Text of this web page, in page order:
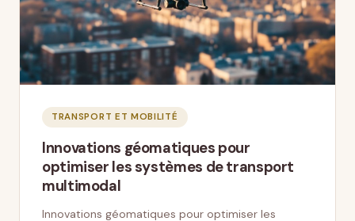
TRANSPORT ET MOBILITÉ
Innovations géomatiques pour
optimiser les systèmes de transport
multimodal
Innovations géomatiques pour optimiser les